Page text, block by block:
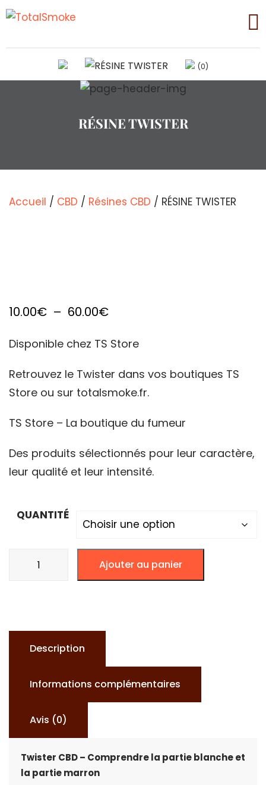
(0)
RÉSINE TWISTER
Accueil / CBD / Résines CBD / RÉSINE TWISTER
10.00€ – 60.00€Plage
prix :
10.00€
à
60.00€
Disponible chez TS Store
Retrouvez le Twister dans vos boutiques TS
Store ou sur totalsmoke.fr.
TS Store – La boutique du fumeur
Des produits sélectionnés pour leur caractère,
leur qualité et leur intensité.
QUANTITÉ
Ajouter au panier
Description
Informations complémentaires
Avis (0)
Twister CBD – Comprendre la partie blanche et
la partie marron